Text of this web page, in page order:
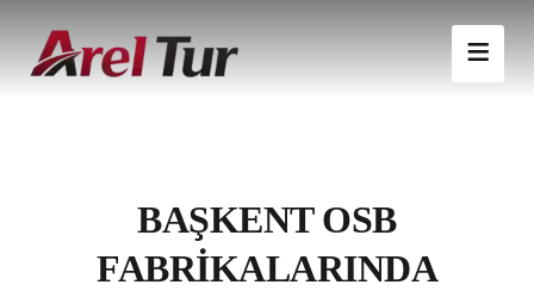
BAŞKENT OSB
FABRIKALARINDA